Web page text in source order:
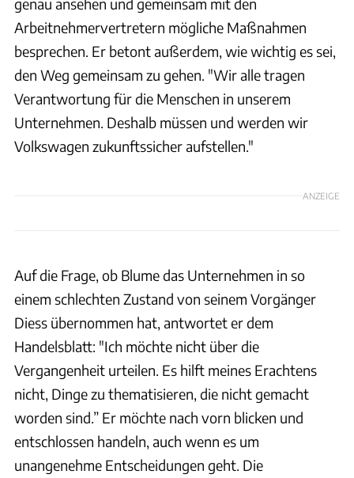
Arbeitnehmervertretern mögliche Maßnahmen
besprechen. Er betont außerdem, wie wichtig es sei,
den Weg gemeinsam zu gehen. "Wir alle tragen
Verantwortung für die Menschen in unserem
Unternehmen. Deshalb müssen und werden wir
Volkswagen zukunftssicher aufstellen."
ANZEIGE
Auf die Frage, ob Blume das Unternehmen in so
einem schlechten Zustand von seinem Vorgänger
Diess übernommen hat, antwortet er dem
Handelsblatt: "Ich möchte nicht über die
Vergangenheit urteilen. Es hilft meines Erachtens
nicht, Dinge zu thematisieren, die nicht gemacht
worden sind.” Er möchte nach vorn blicken und
entschlossen handeln, auch wenn es um
unangenehme Entscheidungen geht. Die